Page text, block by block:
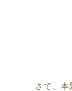
さて、本